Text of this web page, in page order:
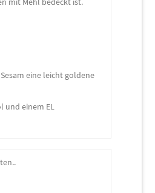
eine leicht goldene
und einem EL